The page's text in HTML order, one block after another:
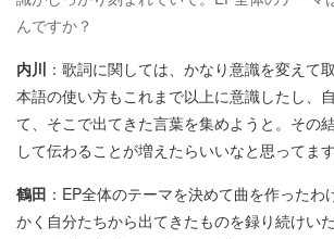
んですか？
内川 ：歌詞に関しては、かなり意識を変えて
本語の使い方もこれまで以上に意識したし、
て、そこで出てきた言葉を集めようと。その
して伝わることが増えたらいいなと思ってます
鶴田 ：EP全体のテーマを決めて曲を作ったわ
かく自分たちから出てきたものを録り続けい